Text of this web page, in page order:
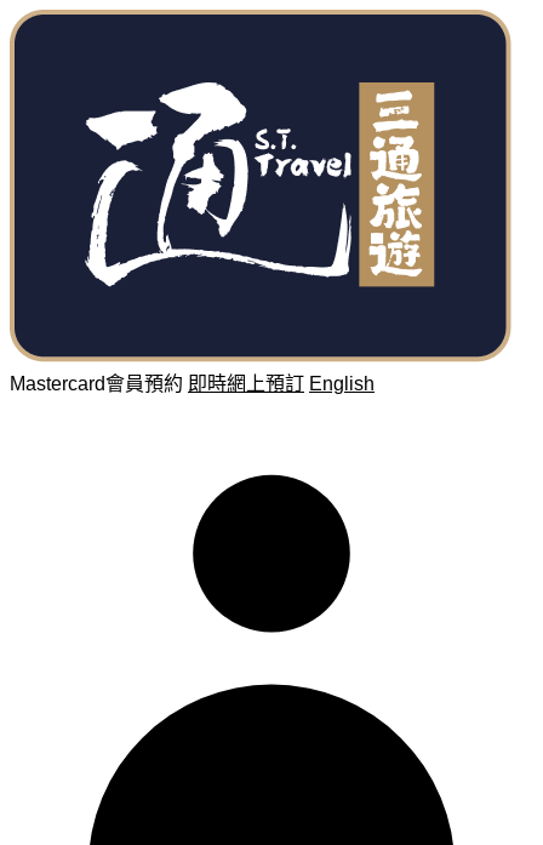
Mastercard會員預約 即時網上預訂 English